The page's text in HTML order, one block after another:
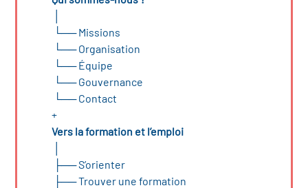
des secteurs
construction)
└──Missions
└──Organisation
└──Équipe
└──Gouvernance
└──Contact
+
Vers la formation et l’emploi
├──S’orienter
├──Trouver une formation